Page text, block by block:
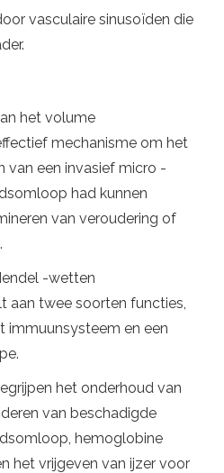
vasculaire sinusoïden die
het volume
mechanisme om het
van een invasief micro -
had kunnen
van veroudering of
-wetten
aan twee soorten functies,
immuunsysteem en een
het onderhoud van
van beschadigde
hemoglobine
het vrijgeven van ijzer voor